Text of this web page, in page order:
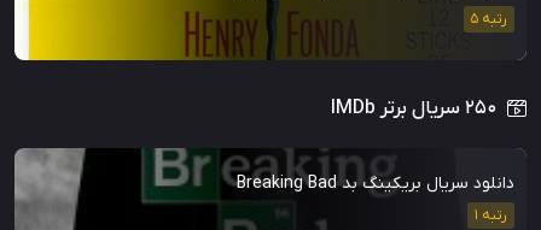
رتبه 5
دانلود سریال بریکینگ بد Breaking Bad
رتبه 1